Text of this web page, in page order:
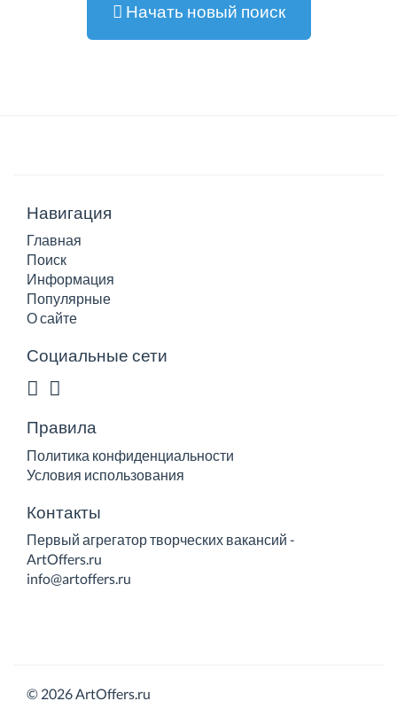
Начать новый поиск
Навигация
Главная
Поиск
Информация
Популярные
О сайте
Социальные сети
Правила
Политика конфиденциальности
Условия использования
Контакты
Первый агрегатор творческих вакансий -
ArtOffers.ru
info@artoffers.ru
© 2026 ArtOffers.ru